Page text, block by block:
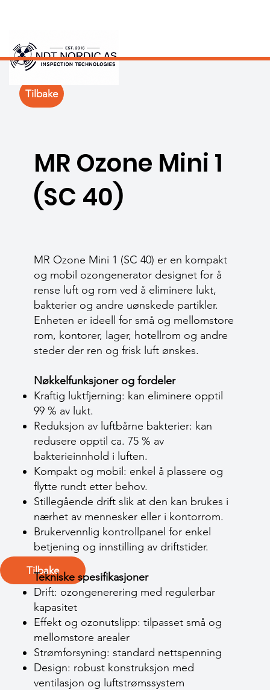
Tilbake
MR Ozone Mini 1
(SC 40)
MR Ozone Mini 1 (SC 40) er en kompakt
og mobil ozongenerator designet for å
rense luft og rom ved å eliminere lukt,
bakterier og andre uønskede partikler.
Enheten er ideell for små og mellomstore
rom, kontorer, lager, hotellrom og andre
steder der ren og frisk luft ønskes.
Nøkkelfunksjoner og fordeler
Kraftig luktfjerning: kan eliminere opptil
99 % av lukt.
Reduksjon av luftbårne bakterier: kan
redusere opptil ca. 75 % av
bakterieinnhold i luften.
Kompakt og mobil: enkel å plassere og
flytte rundt etter behov.
Stillegående drift slik at den kan brukes i
nærhet av mennesker eller i kontorrom.
Brukervennlig kontrollpanel for enkel
betjening og innstilling av driftstider.
Tekniske spesifikasjoner
Drift: ozongenerering med regulerbar
kapasitet
Effekt og ozonutslipp: tilpasset små og
mellomstore arealer
Strømforsyning: standard nettspenning
Design: robust konstruksjon med
ventilasjon og luftstrømssystem
Tilbake